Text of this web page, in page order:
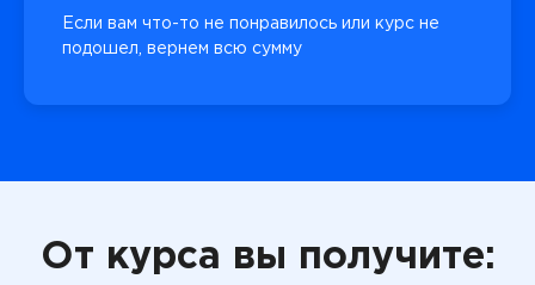
Если вам что-то не понравилось или курс не
подошел, вернем всю сумму
От курса вы получите: